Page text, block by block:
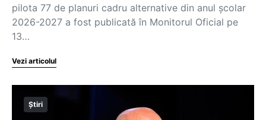
pilota 77 de planuri cadru alternative din anul școlar
2026-2027 a fost publicată în Monitorul Oficial pe
13…
Vezi articolul
Știri